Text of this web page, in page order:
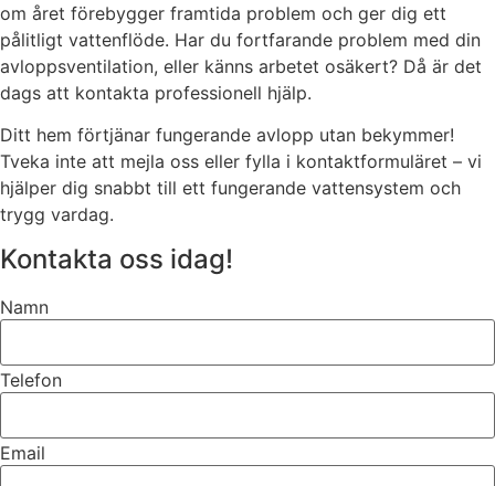
om året förebygger framtida problem och ger dig ett
pålitligt vattenflöde. Har du fortfarande problem med din
avloppsventilation, eller känns arbetet osäkert? Då är det
dags att kontakta professionell hjälp.
Ditt hem förtjänar fungerande avlopp utan bekymmer!
Tveka inte att mejla oss eller fylla i kontaktformuläret – vi
hjälper dig snabbt till ett fungerande vattensystem och
trygg vardag.
Kontakta oss idag!
Namn
Telefon
Email